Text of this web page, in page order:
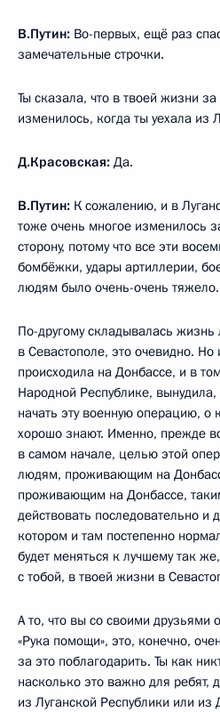
В.Путин: Во-первых, ещё раз
замечательные строчки.
Ты сказала, что в твоей жизни
изменилось, когда ты уехала из
Д.Красовская: Да.
В.Путин: К сожалению, и в
тоже очень многое изменилось
сторону, потому что все эти
бомбёжки, удары артиллерии,
людям было очень-очень тяжело.
По-другому складывалась
в Севастополе, это очевидно. Но
происходила на Донбассе, и в
Народной Республике,
начать эту военную операцию, о
хорошо знают. Именно, прежде
в самом начале, целью этой
людям, проживающим на
проживающим на Донбассе,
действовать последовательно
котором и там постепенно
будет меняться к лучшему так
с тобой, в твоей жизни в
А то, что вы со своими друзьями
«Рука помощи», это, конечно,
за это поблагодарить. Ты как
насколько это важно для ребят,
из Луганской Республики или